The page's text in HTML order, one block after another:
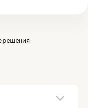
решения